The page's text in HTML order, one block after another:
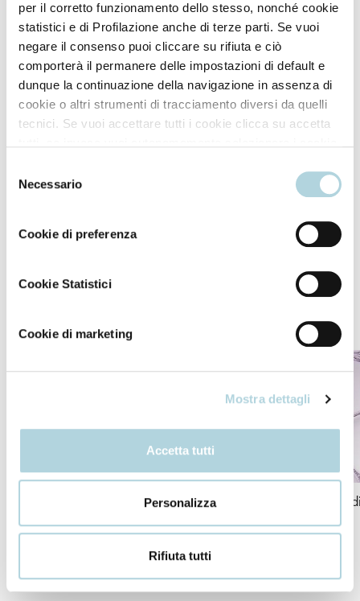
per il corretto funzionamento dello stesso, nonché cookie
statistici e di Profilazione anche di terze parti. Se vuoi
negare il consenso puoi cliccare su rifiuta e ciò
comporterà il permanere delle impostazioni di default e
dunque la continuazione della navigazione in assenza di
cookie o altri strumenti di tracciamento diversi da quelli
tecnici. Se vuoi accettare tutti i cookie clicca su accetta
più consulta la
delNecessario
Cookie di preferenza
Cookie Statistici
Cookie di marketing
Mostra dettagli
Accetta tutti
Personalizza
Rifiuta tutti
Modo d'uso
Applica quotidianamente la crema su tutte le parti
completo assorbimento dei principi attivi.
Burro di Karité